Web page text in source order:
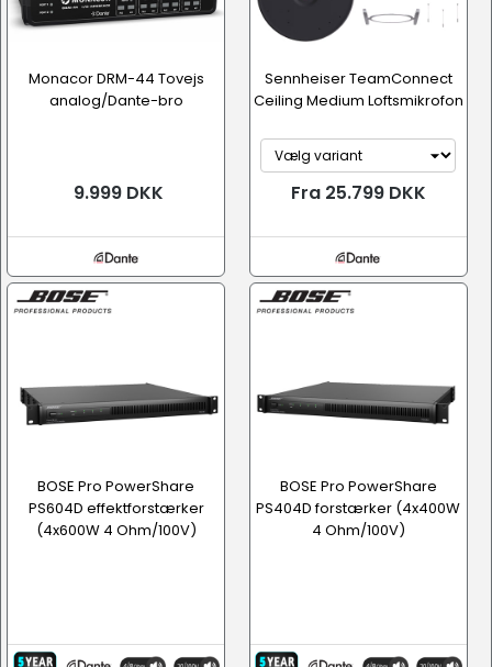
Monacor DRM-44 Tovejs
analog/Dante-bro
9.999 DKK
Sennheiser TeamConnect
Ceiling Medium Loftsmikrofon
Fra 25.799 DKK
BOSE Pro PowerShare
PS604D effektforstærker
(4x600W 4 Ohm/100V)
BOSE Pro PowerShare
PS404D forstærker (4x400W
4 Ohm/100V)